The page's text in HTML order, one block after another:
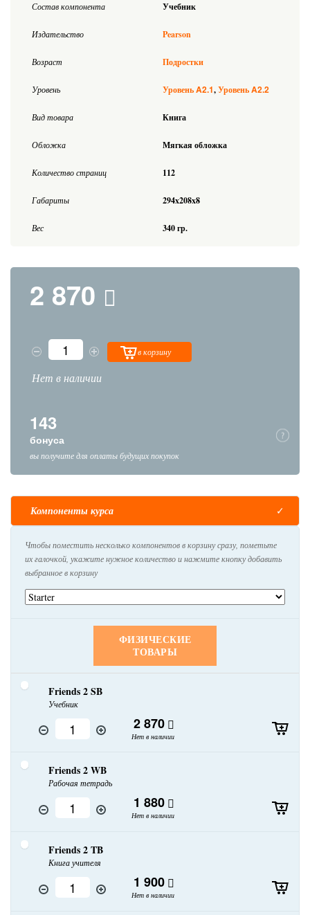
Состав компонента Учебник
Издательство Pearson
Возраст Подростки
Уровень УровеньA2.1 УровеньA2.2
Вид товара Книга
Обложка Мягкая обложка
Количество страниц 112
Габариты 294x208x8
Вес 340 гр.
2 870
в корзину
Нет в наличии
143
бонуса
вы получите для оплаты будущих покупок
Компоненты курса
Чтобы поместить несколько компонентов в корзину сразу, пометьте
их галочкой, укажите нужное количество и нажмите кнопку добавить
выбранное в корзину
ФИЗИЧЕСКИЕ
ТОВАРЫ
Friends 2 SB
Учебник
2 870
Нет в наличии
Friends 2 WB
Рабочая тетрадь
1 880
Нет в наличии
Friends 2 TB
Книга учителя
1 900
Нет в наличии